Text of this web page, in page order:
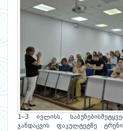
1–3 ივლისს,
ჯანდაცვის ფაკულტეტზე